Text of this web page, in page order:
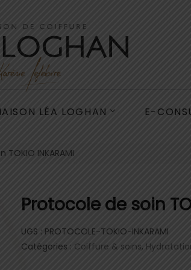
LÉA LOGHAN E-
INKARAMI
Protocole de soin
UGS : PROTOCOLE-TOKIO-INKARAMI
Catégories : Coiffure & soins,